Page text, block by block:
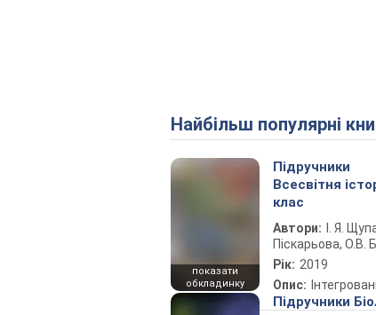
Найбільш популярні
показати
обкладинку
Підручники
Всесвітня
клас
Автори:
І. Я.
Піскарьова, О.В.
Рік: 2019
Опис:
Підручники